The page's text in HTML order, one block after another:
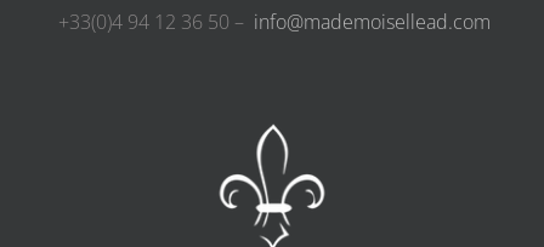
+33(0)4 94 12 36 50 – info@mademoisellead.com